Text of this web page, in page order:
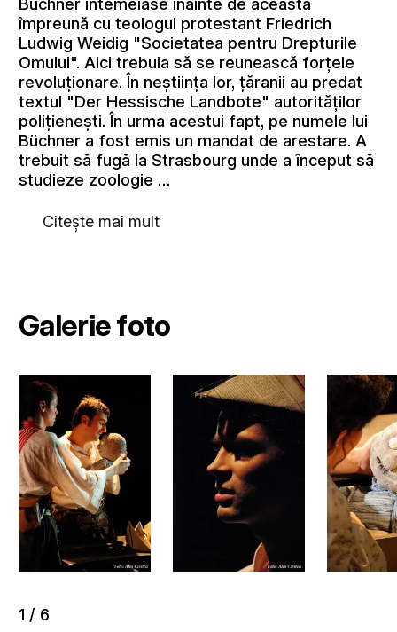
împreună cu teologul protestant Friedrich
Ludwig Weidig "Societatea pentru Drepturile
Omului". Aici trebuia să se reunească forţele
revoluţionare. În neştiinţa lor, ţăranii au predat
textul "Der Hessische Landbote" autorităţilor
poliţieneşti. În urma acestui fapt, pe numele lui
Büchner a fost emis un mandat de arestare. A
trebuit să fugă la Strasbourg unde a început să
studieze zoologie …
Citește mai mult
Galerie foto
1 / 6